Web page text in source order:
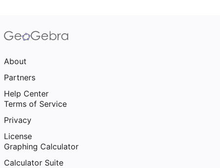
About
Partners
Help Center
Terms of Service
Privacy
License
Graphing Calculator
Calculator Suite